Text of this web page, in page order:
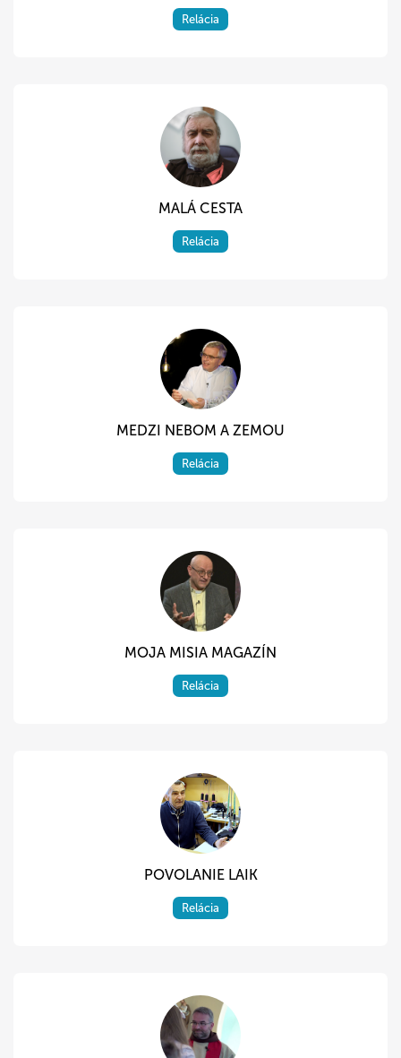
Relácia
MALÁ CESTA
Relácia
MEDZI NEBOM A ZEMOU
Relácia
MOJA MISIA MAGAZÍN
Relácia
POVOLANIE LAIK
Relácia